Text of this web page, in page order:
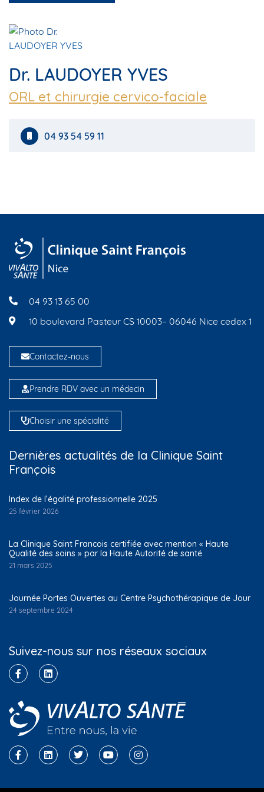
Dr. LAUDOYER YVES
ORL et chirurgie cervico-faciale
04 93 54 59 11
04 93 13 65 00
10 boulevard Pasteur CS 10003– 06046 Nice cedex 1
Contactez-nous
Prendre RDV avec un médecin
Choisir une spécialité
Dernières actualités de la Clinique Saint
François
Index de l’égalité professionnelle 2025
25 février 2026
La Clinique Saint Francois certifiée avec mention « Haute
Qualité des soins » par la Haute Autorité de santé
21 mars 2025
Journée Portes Ouvertes au Centre Psychothérapique de Jour
24 septembre 2024
Suivez-nous sur nos réseaux sociaux